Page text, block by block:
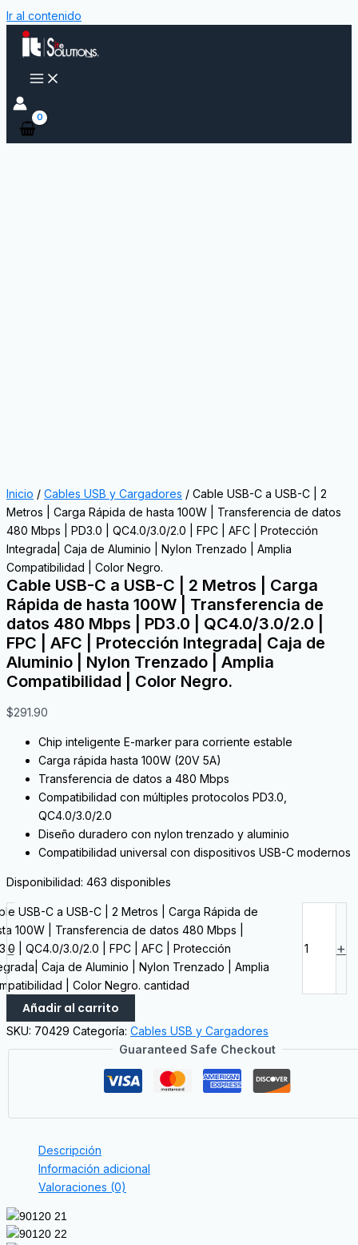
Ir al contenido
Inicio / Cables USB y Cargadores / Cable USB-C a USB-C | 2
Metros | Carga Rápida de hasta 100W | Transferencia de datos
480 Mbps | PD3.0 | QC4.0/3.0/2.0 | FPC | AFC | Protección
Integrada| Caja de Aluminio | Nylon Trenzado | Amplia
Compatibilidad | Color Negro.
Cable USB-C a USB-C | 2 Metros | Carga
Rápida de hasta 100W | Transferencia de
datos 480 Mbps | PD3.0 | QC4.0/3.0/2.0 |
FPC | AFC | Protección Integrada| Caja de
Aluminio | Nylon Trenzado | Amplia
Compatibilidad | Color Negro.
$291.90
Chip inteligente E-marker para corriente estable
Carga rápida hasta 100W (20V 5A)
Transferencia de datos a 480 Mbps
Compatibilidad con múltiples protocolos PD3.0,
QC4.0/3.0/2.0
Diseño duradero con nylon trenzado y aluminio
Compatibilidad universal con dispositivos USB-C modernos
Disponibilidad: 463 disponibles
-
USB-C a USB-C | 2 Metros | Carga Rápida de
100W | Transferencia de datos 480 Mbps |
| QC4.0/3.0/2.0 | FPC | AFC | Protección
Caja de Aluminio | Nylon Trenzado | Amplia
| Color Negro. cantidad
+
Añadir al carrito
SKU: 70429 Categoría: Cables USB y Cargadores
Guaranteed Safe Checkout
Descripción
Información adicional
Valoraciones (0)